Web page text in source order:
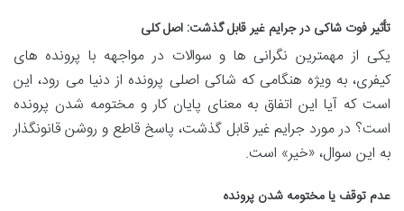
تأثیر فوت شاکی در جرایم غیر قابل گذشت: اصل کلی
یکی از مهمترین نگرانی ها و سوالات در مواجهه با پرونده های
کیفری، به ویژه هنگامی که شاکی اصلی پرونده از دنیا می رود، این
است که آیا این اتفاق به معنای پایان کار و مختومه شدن پرونده
است؟ در مورد جرایم غیر قابل گذشت، پاسخ قاطع و روشن قانونگذار
به این سوال، «خیر» است.
عدم توقف یا مختومه شدن پرونده